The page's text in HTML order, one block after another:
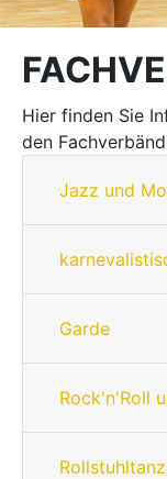
Hier finden Sie
den
Jazz und
Garde
Rock'n'Roll
Rollstuhltanz